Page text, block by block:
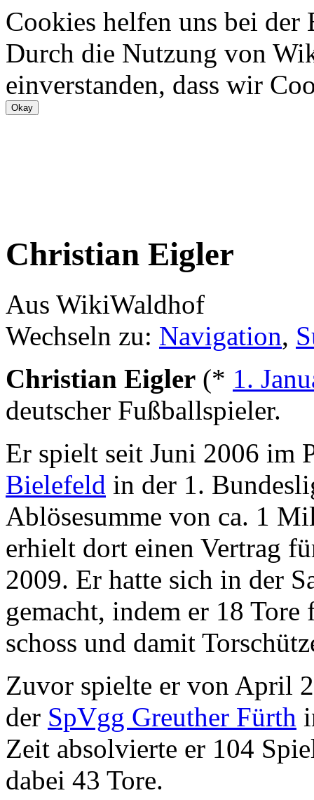
Cookies helfen uns bei
Durch die Nutzung von
einverstanden, dass wir
Christian Eigler
Aus WikiWaldhof
Wechseln zu: Navigation,
Christian Eigler (* 1.
deutscher Fußballspieler.
Er spielt seit Juni 2006 im
Bielefeld in der 1.
Ablösesumme von ca. 1
erhielt dort einen Vertrag
2009. Er hatte sich in der
gemacht, indem er 18
schoss und damit
Zuvor spielte er von April
der SpVgg Greuther Fürth
Zeit absolvierte er 104
dabei 43 Tore.